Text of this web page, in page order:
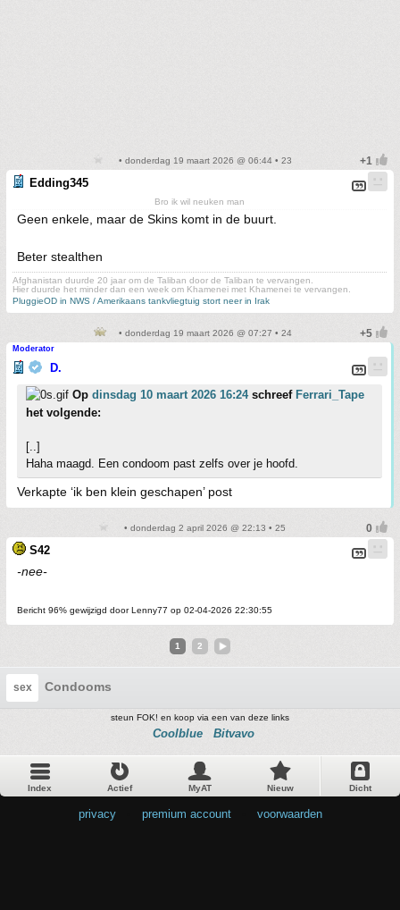
• donderdag 19 maart 2026 @ 06:44 • 23
Edding345
Bro ik wil neuken man
Geen enkele, maar de Skins komt in de buurt.
Beter stealthen
Afghanistan duurde 20 jaar om de Taliban door de Taliban te vervangen.
Hier duurde het minder dan een week om Khamenei met Khamenei te vervangen.
PluggieOD in NWS / Amerikaans tankvliegtuig stort neer in Irak
• donderdag 19 maart 2026 @ 07:27 • 24
Moderator
D.
Op dinsdag 10 maart 2026 16:24schreef Ferrari_Tape
het volgende:
[..]
Haha maagd. Een condoom past zelfs over je hoofd.
Verkapte ‘ik ben klein geschapen’ post
• donderdag 2 april 2026 @ 22:13 • 25
S42
-nee-
Bericht 96% gewijzigd door Lenny77 op 02-04-2026 22:30:55
1 2
sex Condooms
steun FOK! en koop via een van deze links
Coolblue Bitvavo
Index Actief MyAT Nieuw Dicht
privacy premium account voorwaarden